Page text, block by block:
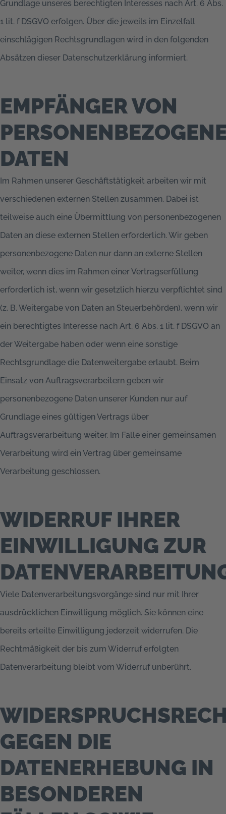
Grundlage unseres berechtigten Interesses nach Art. 6 Abs.
1 lit. f DSGVO erfolgen. Über die jeweils im Einzelfall
einschlägigen Rechtsgrundlagen wird in den folgenden
Absätzen dieser Datenschutzerklärung informiert.
EMPFÄNGER VON
DATEN
Im Rahmen unserer Geschäftstätigkeit arbeiten wir mit
verschiedenen externen Stellen zusammen. Dabei ist
teilweise auch eine Übermittlung von personenbezogenen
Daten an diese externen Stellen erforderlich. Wir geben
personenbezogene Daten nur dann an externe Stellen
weiter, wenn dies im Rahmen einer Vertragserfüllung
erforderlich ist, wenn wir gesetzlich hierzu verpflichtet sind
(z. B. Weitergabe von Daten an Steuerbehörden), wenn wir
ein berechtigtes Interesse nach Art. 6 Abs. 1 lit. f DSGVO an
der Weitergabe haben oder wenn eine sonstige
Rechtsgrundlage die Datenweitergabe erlaubt. Beim
Einsatz von Auftragsverarbeitern geben wir
personenbezogene Daten unserer Kunden nur auf
Grundlage eines gültigen Vertrags über
Auftragsverarbeitung weiter. Im Falle einer gemeinsamen
Verarbeitung wird ein Vertrag über gemeinsame
Verarbeitung geschlossen.
WIDERRUF IHRER
EINWILLIGUNG ZUR
Viele Datenverarbeitungsvorgänge sind nur mit Ihrer
ausdrücklichen Einwilligung möglich. Sie können eine
bereits erteilte Einwilligung jederzeit widerrufen. Die
Rechtmäßigkeit der bis zum Widerruf erfolgten
Datenverarbeitung bleibt vom Widerruf unberührt.
GEGEN DIE
DATENERHEBUNG IN
BESONDEREN